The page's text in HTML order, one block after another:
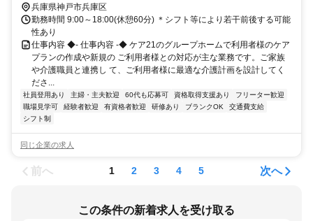
分、神戸高速鉄道南北線 湊川中央出口徒歩約12分 各線「湊川」駅か
ら徒歩約13分
兵庫県神戸市兵庫区
勤務時間 9:00～18:00(休憩60分) ＊シフト等により若干前後する可能
性あり
仕事内容 ◆- 仕事内容 -◆ ケア21のグループホームで利用者様のケア
プランの作成や新規の ご利用者様との対応が主な業務です。ご家族
や介護職員と連携し て、ご利用者様に最適な介護計画を設計してく
ださ...
社員登用あり 主婦・主夫歓迎 60代も応募可 資格取得支援あり
フリーター歓迎
職場見学可
経験者歓迎 有資格者歓迎 研修あり ブランクOK
交通費支給
シフト制
同じ企業の求人
前へ 1 2 3 4 5 次へ
この条件の新着求人を受け取る